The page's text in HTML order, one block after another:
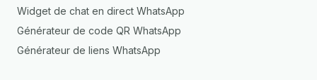
Widget de chat en direct WhatsApp
Générateur de code QR WhatsApp
Générateur de liens WhatsApp